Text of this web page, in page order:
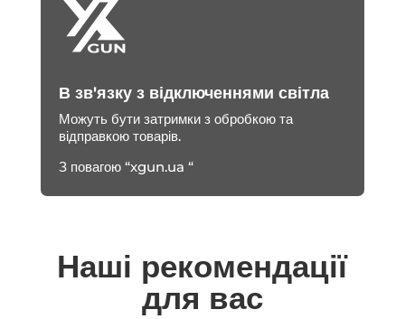
В зв'язку з відключеннями світла
Можуть бути затримки з обробкою та
відправкою товарів.
З повагою “xgun.ua “
Наші рекомендації
для вас